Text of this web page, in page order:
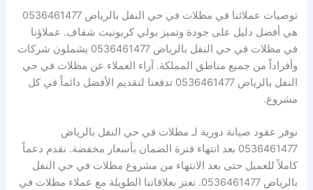
توصيات عملائنا في مظلات في حي النفل بالرياض 0536461477
هي أفضل دليل على جودة وتميز بولي كربونيت شفاف. عملاؤنا
في مظلات في حي النفل بالرياض 0536461477 يشملون شركات
وأفراداً من جميع مناطق المملكة. آراء العملاء عن مظلات في حي
النفل بالرياض 0536461477 تدفعنا لتقديم الأفضل دائماً في كل
مشروع.
نوفر عقود صيانة دورية لـ مظلات في حي النفل بالرياض
0536461477 بعد انتهاء فترة الضمان بأسعار مخفضة. نقدم دعماً
كاملاً للعميل حتى بعد الانتهاء من مشروع مظلات في حي النفل
بالرياض 0536461477. نعتز بعلاقاتنا الطويلة مع عملاء مظلات في